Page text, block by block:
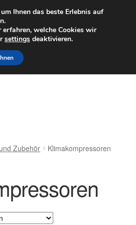
ab 6 EUR
Uhr · 0175 7465658
Zubehör Klimakompressoren
Ihnen das beste Erlebnis auf
erfahren, welche Cookies wir
settings deaktivieren.